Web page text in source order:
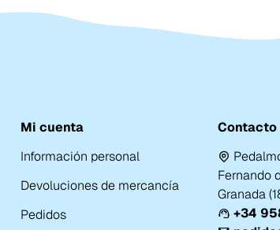
Mi cuenta
Información personal
Devoluciones de mercancía
Pedidos
Contacto
Fernando
Granada
+34